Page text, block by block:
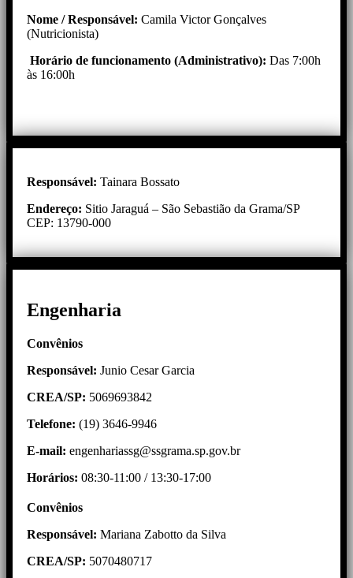
Nome / Responsável: Camila Victor Gonçalves
(Nutricionista)
Horário de funcionamento (Administrativo): Das 7:00h
às 16:00h
Responsável: Tainara Bossato
Endereço: Sitio Jaraguá – São Sebastião da Grama/SP
CEP: 13790-000
Engenharia
Convênios
Responsável: Junio Cesar Garcia
CREA/SP: 5069693842
Telefone: (19) 3646-9946
E-mail: engenhariassg@ssgrama.sp.gov.br
Horários: 08:30-11:00 / 13:30-17:00
Convênios
Responsável: Mariana Zabotto da Silva
CREA/SP: 5070480717